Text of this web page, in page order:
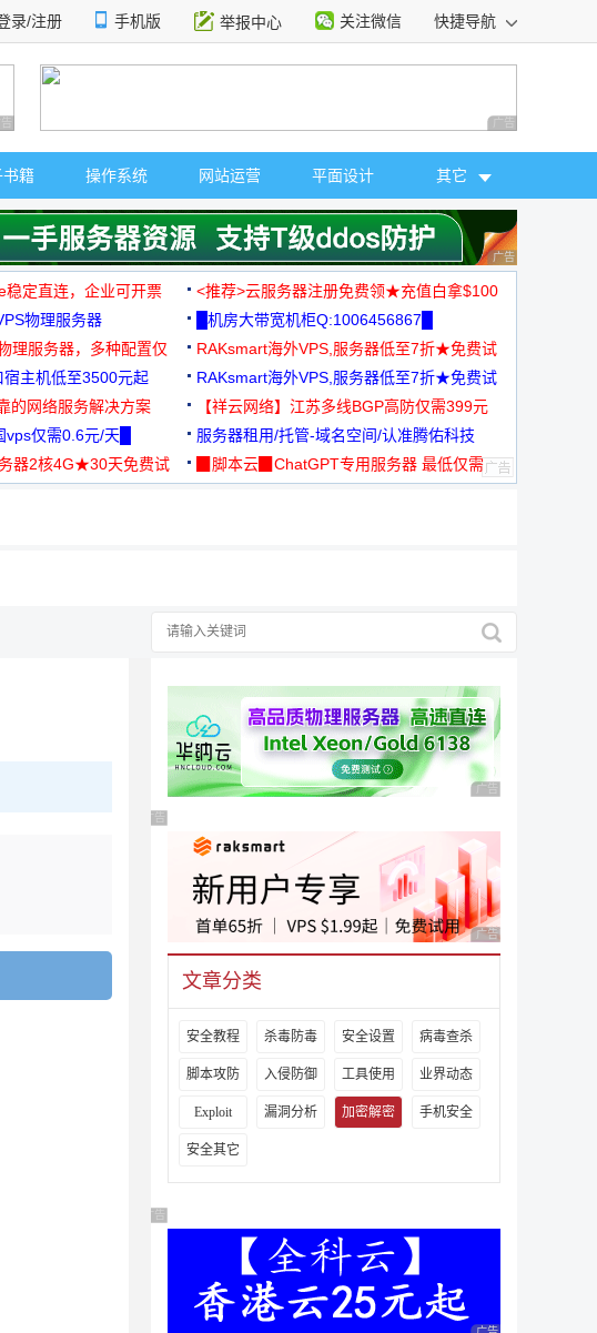
录/注册 手机版 举报中心 关注微信 快捷导航
告 商业广告，理性选择 广告 商业广告，理
书籍 操作系统 网站运营 平面设计 其它
广告 商业广告，理
稳定直连，企业可开票
<推荐>云服务器注册免费领★充值白拿$100
物理服务器
█机房大带宽机柜Q:1006456867█
理服务器，多种配置仅
RAKsmart海外VPS,服务器低至7折★免费试
用★
主机低至3500元起
RAKsmart海外VPS,服务器低至7折★免费试
用★
的网络服务解决方案
【祥云网络】江苏多线BGP高防仅需399元
vps仅需0.6元/天█
服务器租用/托管-域名空间/认准腾佑科技
器2核4G★30天免费试
▉脚本云▉ChatGPT专用服务器 最低仅需
广告 商业广告，理性
广告 商业广告，理性选择
广告 商业广告，理性
文章分类
安全教程 杀毒防毒 安全设置 病毒查杀
脚本攻防 入侵防御 工具使用 业界动态
Exploit 漏洞分析 加密解密 手机安全
安全其它
广告 商业广告，理性选择